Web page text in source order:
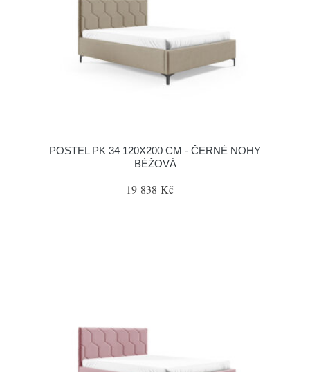
POSTEL PK 34 120X200 CM - ČERNÉ NOHY
BÉŽOVÁ
19 838 Kč